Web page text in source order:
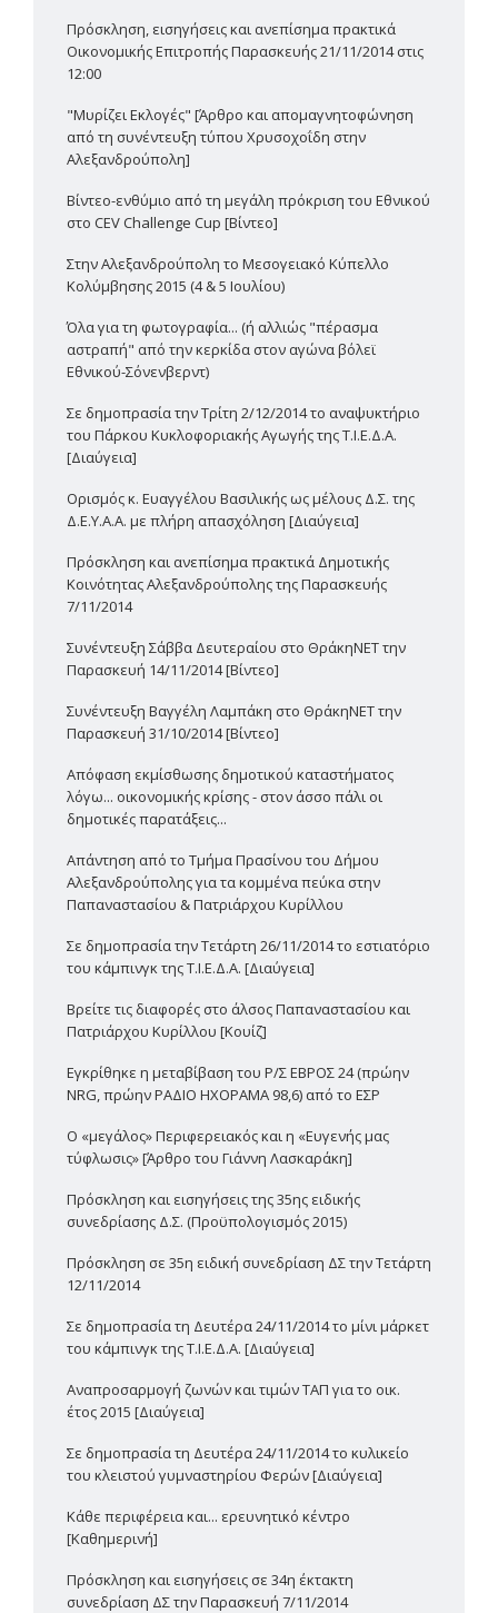
Πρόσκληση, εισηγήσεις και ανεπίσημα πρακτικά
Οικονομικής Επιτροπής Παρασκευής 21/11/2014 στις
12:00
"Μυρίζει Εκλογές" [Άρθρο και απομαγνητοφώνηση
από τη συνέντευξη τύπου Χρυσοχοΐδη στην
Αλεξανδρούπολη]
Βίντεο-ενθύμιο από τη μεγάλη πρόκριση του Εθνικού
στο CEV Challenge Cup [Βίντεο]
Στην Αλεξανδρούπολη το Μεσογειακό Κύπελλο
Κολύμβησης 2015 (4 & 5 Ιουλίου)
Όλα για τη φωτογραφία... (ή αλλιώς "πέρασμα
αστραπή" από την κερκίδα στον αγώνα βόλεϊ
Εθνικού-Σόνενβερντ)
Σε δημοπρασία την Τρίτη 2/12/2014 το αναψυκτήριο
του Πάρκου Κυκλοφοριακής Αγωγής της Τ.Ι.Ε.Δ.Α.
[Διαύγεια]
Ορισμός κ. Ευαγγέλου Βασιλικής ως μέλους Δ.Σ. της
Δ.Ε.Υ.Α.Α. με πλήρη απασχόληση [Διαύγεια]
Πρόσκληση και ανεπίσημα πρακτικά Δημοτικής
Κοινότητας Αλεξανδρούπολης της Παρασκευής
7/11/2014
Συνέντευξη Σάββα Δευτεραίου στο ΘράκηΝΕΤ την
Παρασκευή 14/11/2014 [Βίντεο]
Συνέντευξη Βαγγέλη Λαμπάκη στο ΘράκηΝΕΤ την
Παρασκευή 31/10/2014 [Βίντεο]
Απόφαση εκμίσθωσης δημοτικού καταστήματος
λόγω... οικονομικής κρίσης - στον άσσο πάλι οι
δημοτικές παρατάξεις...
Απάντηση από το Τμήμα Πρασίνου του Δήμου
Αλεξανδρούπολης για τα κομμένα πεύκα στην
Παπαναστασίου & Πατριάρχου Κυρίλλου
Σε δημοπρασία την Τετάρτη 26/11/2014 το εστιατόριο
του κάμπινγκ της Τ.Ι.Ε.Δ.Α. [Διαύγεια]
Βρείτε τις διαφορές στο άλσος Παπαναστασίου και
Πατριάρχου Κυρίλλου [Κουίζ]
Εγκρίθηκε η μεταβίβαση του Ρ/Σ ΕΒΡΟΣ 24 (πρώην
NRG, πρώην ΡΑΔΙΟ ΗΧΟΡΑΜΑ 98,6) από το ΕΣΡ
Ο «μεγάλος» Περιφερειακός και η «Ευγενής μας
τύφλωσις» [Άρθρο του Γιάννη Λασκαράκη]
Πρόσκληση και εισηγήσεις της 35ης ειδικής
συνεδρίασης Δ.Σ. (Προϋπολογισμός 2015)
Πρόσκληση σε 35η ειδική συνεδρίαση ΔΣ την Τετάρτη
12/11/2014
Σε δημοπρασία τη Δευτέρα 24/11/2014 το μίνι μάρκετ
του κάμπινγκ της Τ.Ι.Ε.Δ.Α. [Διαύγεια]
Αναπροσαρμογή ζωνών και τιμών ΤΑΠ για το οικ.
έτος 2015 [Διαύγεια]
Σε δημοπρασία τη Δευτέρα 24/11/2014 το κυλικείο
του κλειστού γυμναστηρίου Φερών [Διαύγεια]
Κάθε περιφέρεια και... ερευνητικό κέντρο
[Καθημερινή]
Πρόσκληση και εισηγήσεις σε 34η έκτακτη
συνεδρίαση ΔΣ την Παρασκευή 7/11/2014